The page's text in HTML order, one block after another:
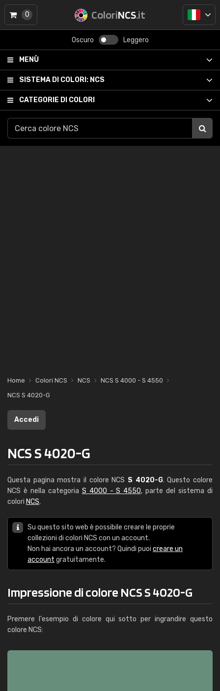
ColoriNCS.it
Oscuro Leggero
MENÙ
SISTEMA DI COLORI: NCS
CATEGORIE DI COLORI
0
Home Colori NCS NCS
NCS S 4000 - S 4550
NCS S 4020-G
Accedi
NCS S 4020-G
Questa pagina mostra il colore NCS S 4020-G. Questo colore
NCS è nella categoria S 4000 - S 4550, parte del sistema di
colori NCS.
Su questo sito web è possibile creare le proprie
collezioni di colori NCS con un account.
Non hai ancora un account? Quindi puoi creare un
account gratuitamente.
Impressione di colore NCS S 4020-G
Premere l'esempio di colore qui sotto per ingrandire questo
colore NCS: